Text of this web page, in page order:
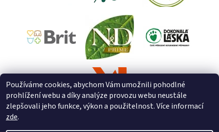
Používáme cookies, abychom Vám umožnili pohodlné
prohlížení webu a díky analýze provozu webu neustále
zlepšovali jeho funkce, výkon a použitelnost. Více informací
zde.